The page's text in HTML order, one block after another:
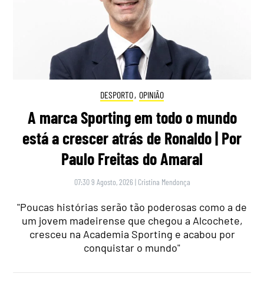
DESPORTO, OPINIÃO
A marca Sporting em todo o mundo
está a crescer atrás de Ronaldo | Por
Paulo Freitas do Amaral
07:30 9 Agosto, 2026 | Cristina Mendonça
"Poucas histórias serão tão poderosas como a de
um jovem madeirense que chegou a Alcochete,
cresceu na Academia Sporting e acabou por
conquistar o mundo"